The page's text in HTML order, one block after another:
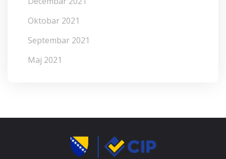
Oktobar 2021
Septembar 2021
Maj 2021